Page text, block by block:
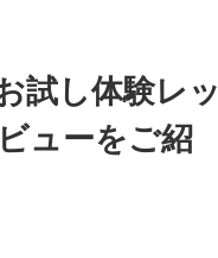
試し体験レッ
ューをご紹